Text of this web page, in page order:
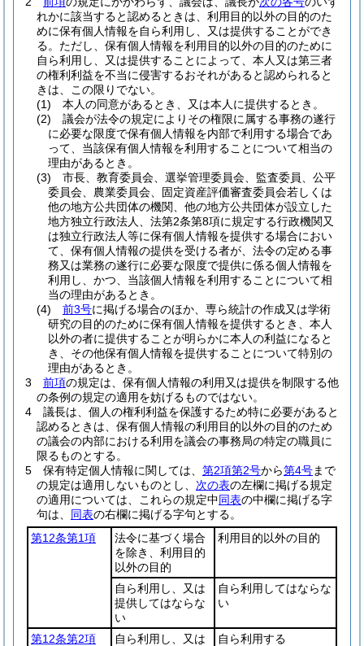
れかに該当すると認めるときは、利用目的以外の目的のた
めに保有個人情報を自ら利用し、又は提供することができ
る。 ただし、保有個人情報を利用目的以外の目的のために
自ら利用し、又は提供することによって、本人又は第三者
の権利利益を不当に侵害するおそれがあると認められると
きは、この限りでない。
(1)
本人の同意があるとき、又は本人に提供するとき。
(2)
議会が法令の規定によりその権限に属する事務の遂行
に必要な限度で保有個人情報を内部で利用する場合であ
って、当該保有個人情報を利用することについて相当の
理由があるとき。
(3)
市長、教育委員会、選挙管理委員会、監査委員、公平
委員会、農業委員会、固定資産評価審査委員会若しくは
他の地方公共団体の機関、他の地方公共団体が設立した
地方独立行政法人、法第2条第8項に規定する行政機関又
は独立行政法人等に保有個人情報を提供する場合におい
て、保有個人情報の提供を受ける者が、法令の定める事
務又は業務の遂行に必要な限度で提供に係る個人情報を
利用し、かつ、当該個人情報を利用することについて相
当の理由があるとき。
(4)
前3号に掲げる場合のほか、専ら統計の作成又は学術
研究の目的のために保有個人情報を提供するとき、本人
以外の者に提供することが明らかに本人の利益になると
き、その他保有個人情報を提供することについて特別の
理由があるとき。
3
前項の規定は、保有個人情報の利用又は提供を制限する他
の条例の規定の適用を妨げるものではない。
4
議長は、個人の権利利益を保護するため特に必要があると
認めるときは、保有個人情報の利用目的以外の目的のため
の議会の内部における利用を議会の事務局の特定の職員に
限るものとする。
5
保有特定個人情報に関しては、 第2項第2号から第4号まで
の規定は適用しないものとし、 次の表の左欄に掲げる規定
の適用については、これらの規定中同表の中欄に掲げる字
句は、 同表の右欄に掲げる字句とする。
第12条第1項
法令に基づく場合
を除き、利用目的
以外の目的
利用目的以外の目的
自ら利用し、又は
提供してはならな
い
自ら利用してはならな
い
第12条第2項
自ら利用し、又は
自ら利用する